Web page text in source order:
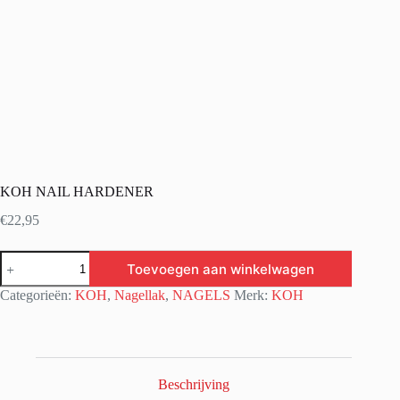
KOH NAIL HARDENER
€22,95
KOH
NAIL
HARDENER
aantal
Toevoegen aan winkelwagen
Categorieën: KOH, Nagellak, NAGELS Merk: KOH
Beschrijving